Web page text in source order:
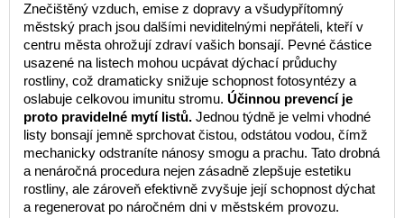
Znečištěný vzduch, emise z dopravy a všudypřítomný
městský prach jsou dalšími neviditelnými nepřáteli, kteří v
centru města ohrožují zdraví vašich bonsají. Pevné částice
usazené na listech mohou ucpávat dýchací průduchy
rostliny, což dramaticky snižuje schopnost fotosyntézy a
oslabuje celkovou imunitu stromu. Účinnou prevencí je
proto pravidelné mytí listů. Jednou týdně je velmi vhodné
listy bonsají jemně sprchovat čistou, odstátou vodou, čímž
mechanicky odstraníte nánosy smogu a prachu. Tato drobná
a nenáročná procedura nejen zásadně zlepšuje estetiku
rostliny, ale zároveň efektivně zvyšuje její schopnost dýchat
a regenerovat po náročném dni v městském provozu.